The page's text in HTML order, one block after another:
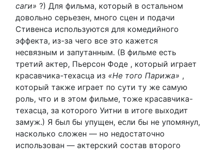
саги» ?) Для фильма, который в остальном
довольно серьезен, много сцен и подачи
Стивенса используются для комедийного
эффекта, из-за чего все это кажется
несвязным и запутанным. (В фильме есть
третий актер, Пьерсон Фоде , который играет
красавчика-техасца из «Не того Парижа» ,
который также играет по сути ту же самую
роль, что и в этом фильме, тоже красавчика-
техасца, за которого Уитни в итоге выходит
замуж.) Я был бы упущен, если бы не упомянул,
насколько сложен — но недостаточно
использован — актерский состав второго